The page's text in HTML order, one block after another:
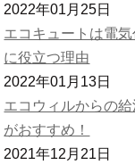
2022年01月25日
エコキュートは電
に役立つ理由
2022年01月13日
エコウィルからの
がおすすめ！
2021年12月21日